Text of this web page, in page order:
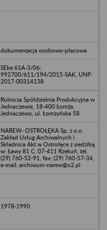
dokumentacja osobowo-płacowa
SEke 61A-3/06;
992700/611/194/2015-SAK, UNP:
2017-00314138
Rolnicza Spółdzielnia Produkcyjna w
Jednaczewie, 18-400 Łomża,
Jednaczewo, ul. Łomżyńska 58
NAREW–OSTROŁĘKA Sp. z o.o.
Zakład Usług Archiwalnych i
Składnica Akt w Ostrołęce z siedzibą
w: Ławy 81 C, 07-411 Rzekuń, tel.
(29) 760-52-91, fax: (29) 760-57-34,
e-mail: archiwum-narew@o2.pl
1978-1990